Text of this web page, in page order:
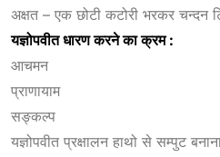
अक्षत – एक छोटी कटोरी भरकर चन्दन
यज्ञोपवीतधारणकरनेकाक्रम :
आचमन
प्राणायाम
सङ्कल्प
यज्ञोपवीत प्रक्षालन हाथो से सम्पुट